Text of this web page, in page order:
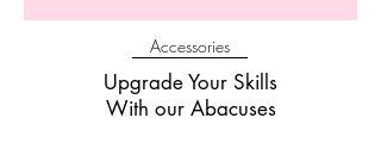
Accessories
Upgrade Your Skills
With our Abacuses